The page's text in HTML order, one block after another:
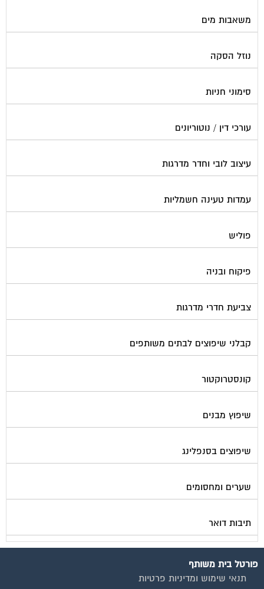
משאבות מים
נוזל הסקה
סימוני חניות
עורכי דין / נוטוריונים
עיצוב לובי וחדר מדרגות
עמדות טעינה חשמליות
פוליש
פיקוח ובניה
צביעת חדרי מדרגות
קבלני שיפוצים לבתים משותפים
קונסטרוקטור
שיפוץ מבנים
שיפוצים בסנפלינג
שערים ומחסומים
תיבות דואר
פורטל בית משותף
תנאי שימוש ומדיניות פרטיות